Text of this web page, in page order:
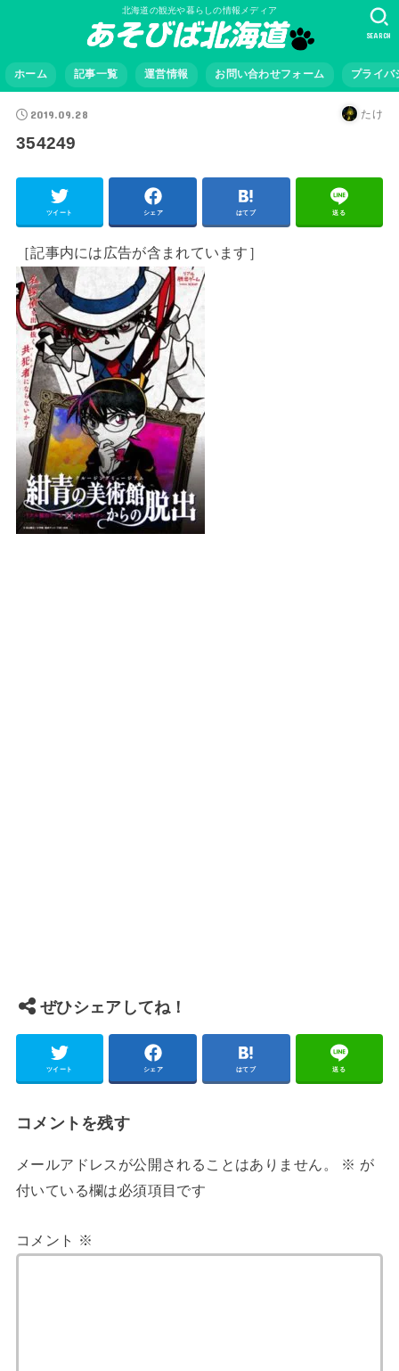
北海道の観光や暮らしの情報メディア
ホーム 記事一覧 運営情報 お問い合わせフォーム プライバ
SEARCH
2019.09.28 たけ
354249
ツイート シェア はてブ 送る
［記事内には広告が含まれています］
ぜひシェアしてね！
ツイート シェア はてブ 送る
コメントを残す
メールアドレスが公開されることはありません。 ※ が
付いている欄は必須項目です
コメント ※